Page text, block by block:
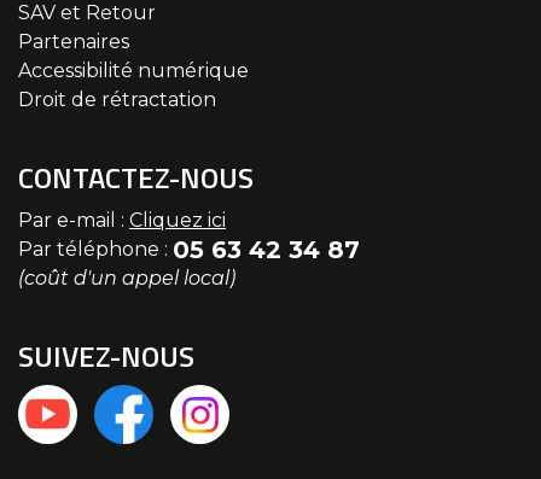
SAV et Retour
Partenaires
Accessibilité numérique
Droit de rétractation
CONTACTEZ-NOUS
Par e-mail : Cliquez ici
Par téléphone : 05 63 42 34 87
(coût d'un appel local)
SUIVEZ-NOUS